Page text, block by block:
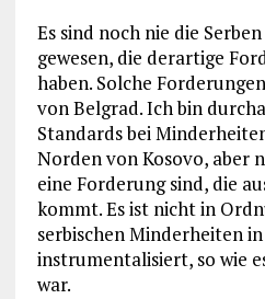
Es sind noch nie die
gewesen, die derartige
haben. Solche
von Belgrad. Ich bin
Standards bei
Norden von Kosovo, aber
eine Forderung sind, die
kommt. Es ist nicht in
serbischen Minderheiten
instrumentalisiert, so wie
war.